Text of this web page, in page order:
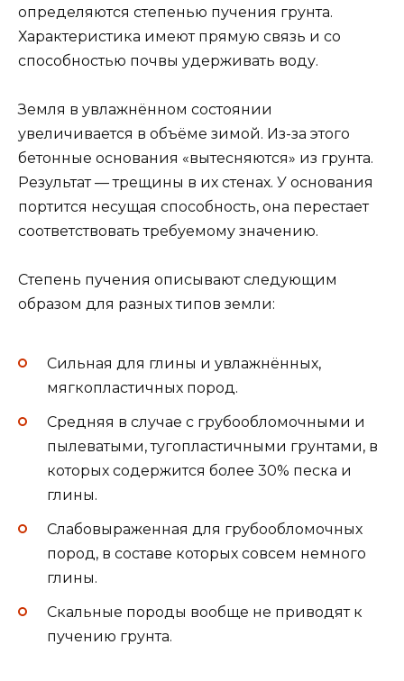
определяются степенью пучения грунта.
Характеристика имеют прямую связь и со
способностью почвы удерживать воду.
Земля в увлажнённом состоянии
увеличивается в объёме зимой. Из-за этого
бетонные основания «вытесняются» из грунта.
Результат — трещины в их стенах. У основания
портится несущая способность, она перестает
соответствовать требуемому значению.
Степень пучения описывают следующим
образом для разных типов земли:
Сильная для глины и увлажнённых,
мягкопластичных пород.
Средняя в случае с грубообломочными и
пылеватыми, тугопластичными грунтами, в
которых содержится более 30% песка и
глины.
Слабовыраженная для грубообломочных
пород, в составе которых совсем немного
глины.
Скальные породы вообще не приводят к
пучению грунта.